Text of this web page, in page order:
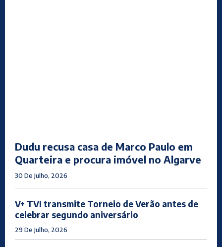
Dudu recusa casa de Marco Paulo em
Quarteira e procura imóvel no Algarve
30 De Julho, 2026
V+ TVI transmite Torneio de Verão antes de
celebrar segundo aniversário
29 De Julho, 2026